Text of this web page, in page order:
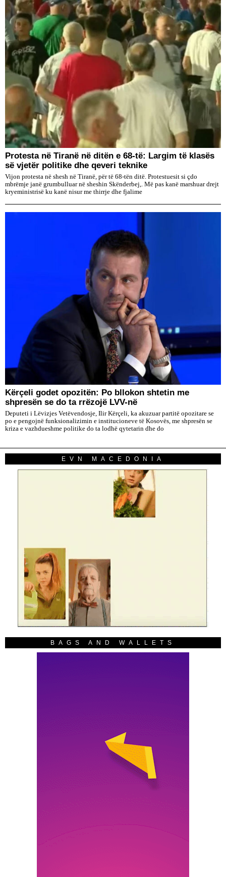
Protesta në Tiranë në ditën e 68-të: Largim të klasës
së vjetër politike dhe qeveri teknike
Vijon protesta në shesh në Tiranë, për të 68-tën ditë. Protestuesit si çdo
mbrëmje janë grumbulluar në sheshin Skënderbej,. Më pas kanë marshuar drejt
kryeministrisë ku kanë nisur me thirrje dhe fjalime
Kërçeli godet opozitën: Po bllokon shtetin me
shpresën se do ta rrëzojë LVV-në
Deputeti i Lëvizjes Vetëvendosje, Ilir Kërçeli, ka akuzuar partitë opozitare se
po e pengojnë funksionalizimin e institucioneve të Kosovës, me shpresën se
kriza e vazhdueshme politike do ta lodhë qytetarin dhe do
EVN MACEDONIA
BAGS AND WALLETS